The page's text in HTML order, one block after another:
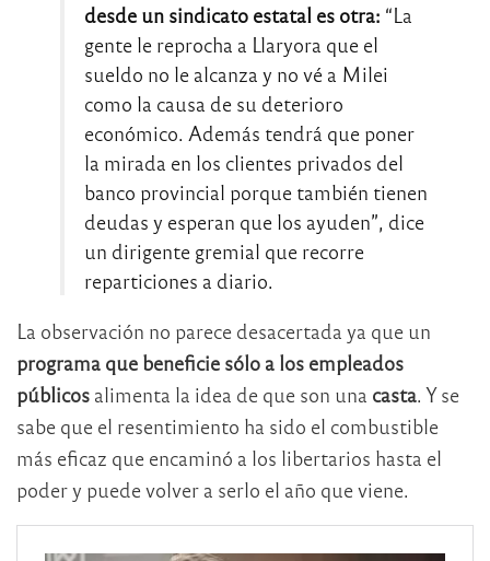
desde un sindicato estatal es otra: “La
gente le reprocha a Llaryora que el
sueldo no le alcanza y no vé a Milei
como la causa de su deterioro
económico. Además tendrá que poner
la mirada en los clientes privados del
banco provincial porque también tienen
deudas y esperan que los ayuden”, dice
un dirigente gremial que recorre
reparticiones a diario.
La observación no parece desacertada ya que un
programa que beneficie sólo a los empleados
públicos alimenta la idea de que son una casta. Y se
sabe que el resentimiento ha sido el combustible
más eficaz que encaminó a los libertarios hasta el
poder y puede volver a serlo el año que viene.